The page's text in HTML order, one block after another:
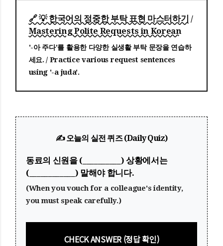
🔗 💡 한국어의 정중한 부탁 표현 마스터하기 /
Mastering Polite Requests in Korean
'-아 주다'를 활용한 다양한 실생활 부탁 문장을 연습하
세요. / Practice various request sentences
using '-a juda'.
✍️ 오늘의 실전 퀴즈 (Daily Quiz)
동료의 신원을 (__________) 상황에서는
(____________) 말해야 합니다.
(When you vouch for a colleague's identity,
you must speak carefully.)
CHECK ANSWER (정답 확인)